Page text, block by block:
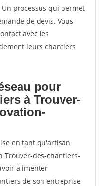
processus qui permet
de devis. Vous
avec les
leurs chantiers
pour
à Trouver-
en tant qu'artisan
Trouver-des-chantiers-
alimenter
de son entreprise